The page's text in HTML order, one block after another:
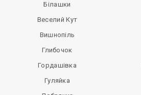
Білашки
Веселий Кут
Вишнопіль
Глибочок
Гордашівка
Гуляйка